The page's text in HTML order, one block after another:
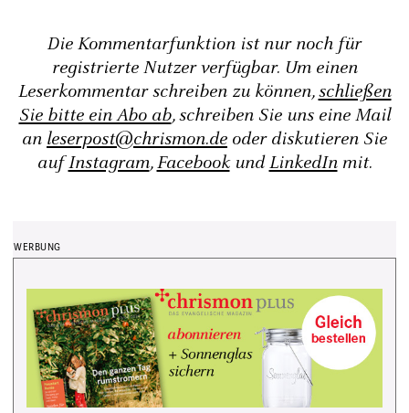
Die Kommentarfunktion ist nur noch für
registrierte Nutzer verfügbar. Um einen
Leserkommentar schreiben zu können,schließen
Sie bitte ein Abo ab, schreiben Sie uns eine Mail
an leserpost@chrismon.de oder diskutieren Sie
aufInstagram,FacebookundLinkedInmit.